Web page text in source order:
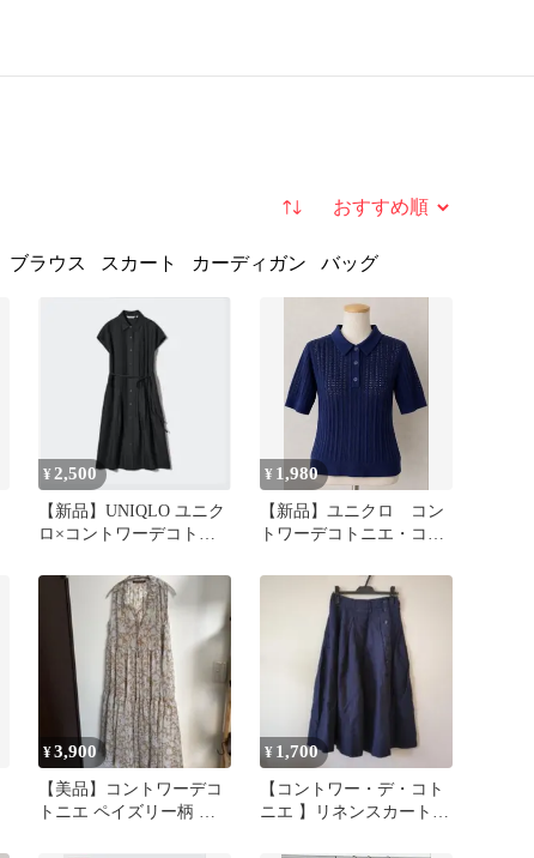
並び替え
ブラウス スカート カーディガン バッグ
¥2,500
【新品】UNIQLO ユニク
ロ×コントワーデコトニ
イズ
¥ 1,980
【新品】ユニクロ コン
トワーデコトニエ・コッ
ーター
¥3,900
【美品】コントワーデコ
トニエ ペイズリー柄 テ
¥ 1,700
【コントワー・デ・コト
ニエ 】リネンスカート S